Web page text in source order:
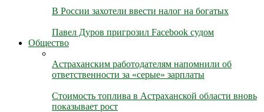
В России захотели ввести налог на богатых
Павел Дуров пригрозил Facebook судом
Общество
Астраханским работодателям напомнили об
ответственности за «серые» зарплаты
Стоимость топлива в Астраханской области вновь
показывает рост